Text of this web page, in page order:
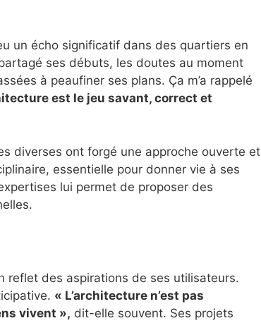
un écho significatif dans des quartiers en
ses débuts, les doutes au moment
à peaufiner ses plans. Ça m’a rappelé
est le jeu savant, correct et
diverses ont forgé une approche ouverte et
essentielle pour donner vie à ses
lui permet de proposer des
reflet des aspirations de ses utilisateurs.
« L’architecture n’est pas
vivent », dit-elle souvent. Ses projets